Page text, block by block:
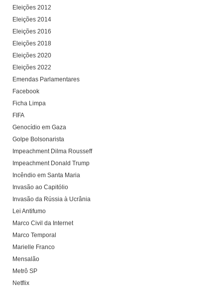
Eleições 2012
Eleições 2014
Eleições 2016
Eleições 2018
Eleições 2020
Eleições 2022
Emendas Parlamentares
Facebook
Ficha Limpa
FIFA
Genocídio em Gaza
Golpe Bolsonarista
Impeachment Dilma Rousseff
Impeachment Donald Trump
Incêndio em Santa Maria
Invasão ao Capitólio
Invasão da Rússia à Ucrânia
Lei Antifumo
Marco Civil da Internet
Marco Temporal
Marielle Franco
Mensalão
Metrô SP
Netflix